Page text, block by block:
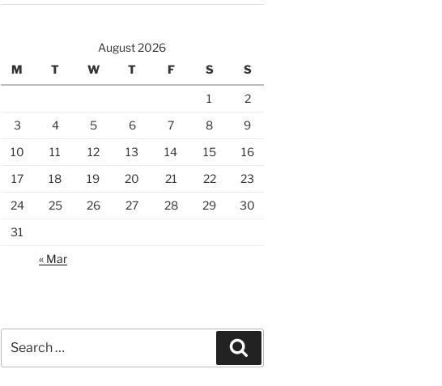
August 2026
M
T W T F S S
1
2
3
4 5 6 7 8
9
10
11 12 13 14 15
16
17
18 19 20 21 22
23
24
25 26 27 28 29
30
31
« Mar
for: